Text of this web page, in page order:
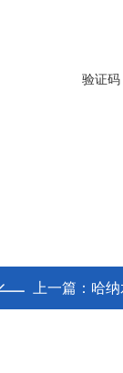
验证码
上一篇： 哈